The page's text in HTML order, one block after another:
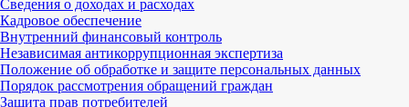
Сведения о доходах и расходах
Кадровое обеспечение
Внутренний финансовый контроль
Независимая антикоррупционная экспертиза
Положение об обработке и защите персональных данных
Порядок рассмотрения обращений граждан
Защита прав потребителей